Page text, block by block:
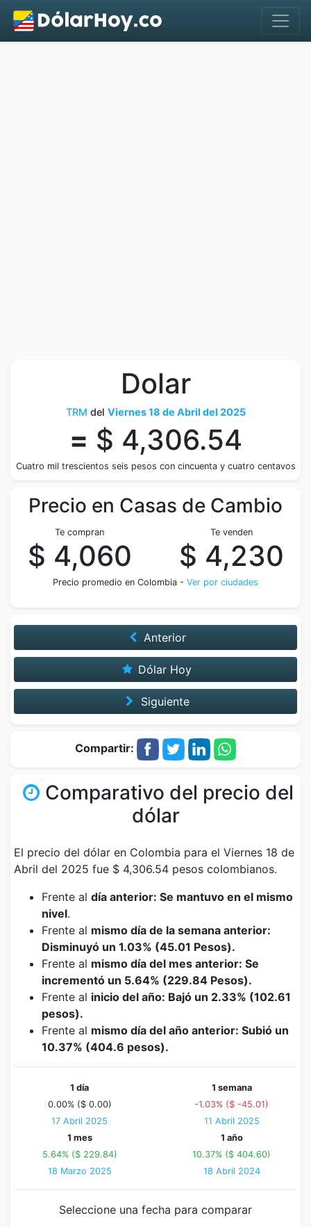
Dolar
TRM del Viernes 18 de Abril del 2025
= $ 4,306.54
Cuatro mil trescientos seis pesos con cincuenta y cuatro centavos
Precio en Casas de Cambio
Te compran
$ 4,060
Te venden
$ 4,230
Precio promedio en Colombia - Ver por ciudades
Anterior
Dólar Hoy
Siguiente
Compartir:
Comparativo del precio del
dólar
El precio del dólar en Colombia para el Viernes 18 de
Abril del 2025 fue $ 4,306.54 pesos colombianos.
Frente al día anterior: Se mantuvo en el mismo
nivel.
Frente al mismo día de la semana anterior:
Disminuyó un 1.03% (45.01 Pesos).
Frente al mismo día del mes anterior: Se
incrementó un 5.64% (229.84 Pesos).
Frente al inicio del año: Bajó un 2.33% (102.61
pesos).
Frente al mismo día del año anterior: Subió un
10.37% (404.6 pesos).
1 día
0.00% ($ 0.00)
17 Abril 2025
1 semana
-1.03% ($ -45.01)
11 Abril 2025
1 mes
5.64% ($ 229.84)
18 Marzo 2025
1 año
10.37% ($ 404.60)
18 Abril 2024
Seleccione una fecha para comparar